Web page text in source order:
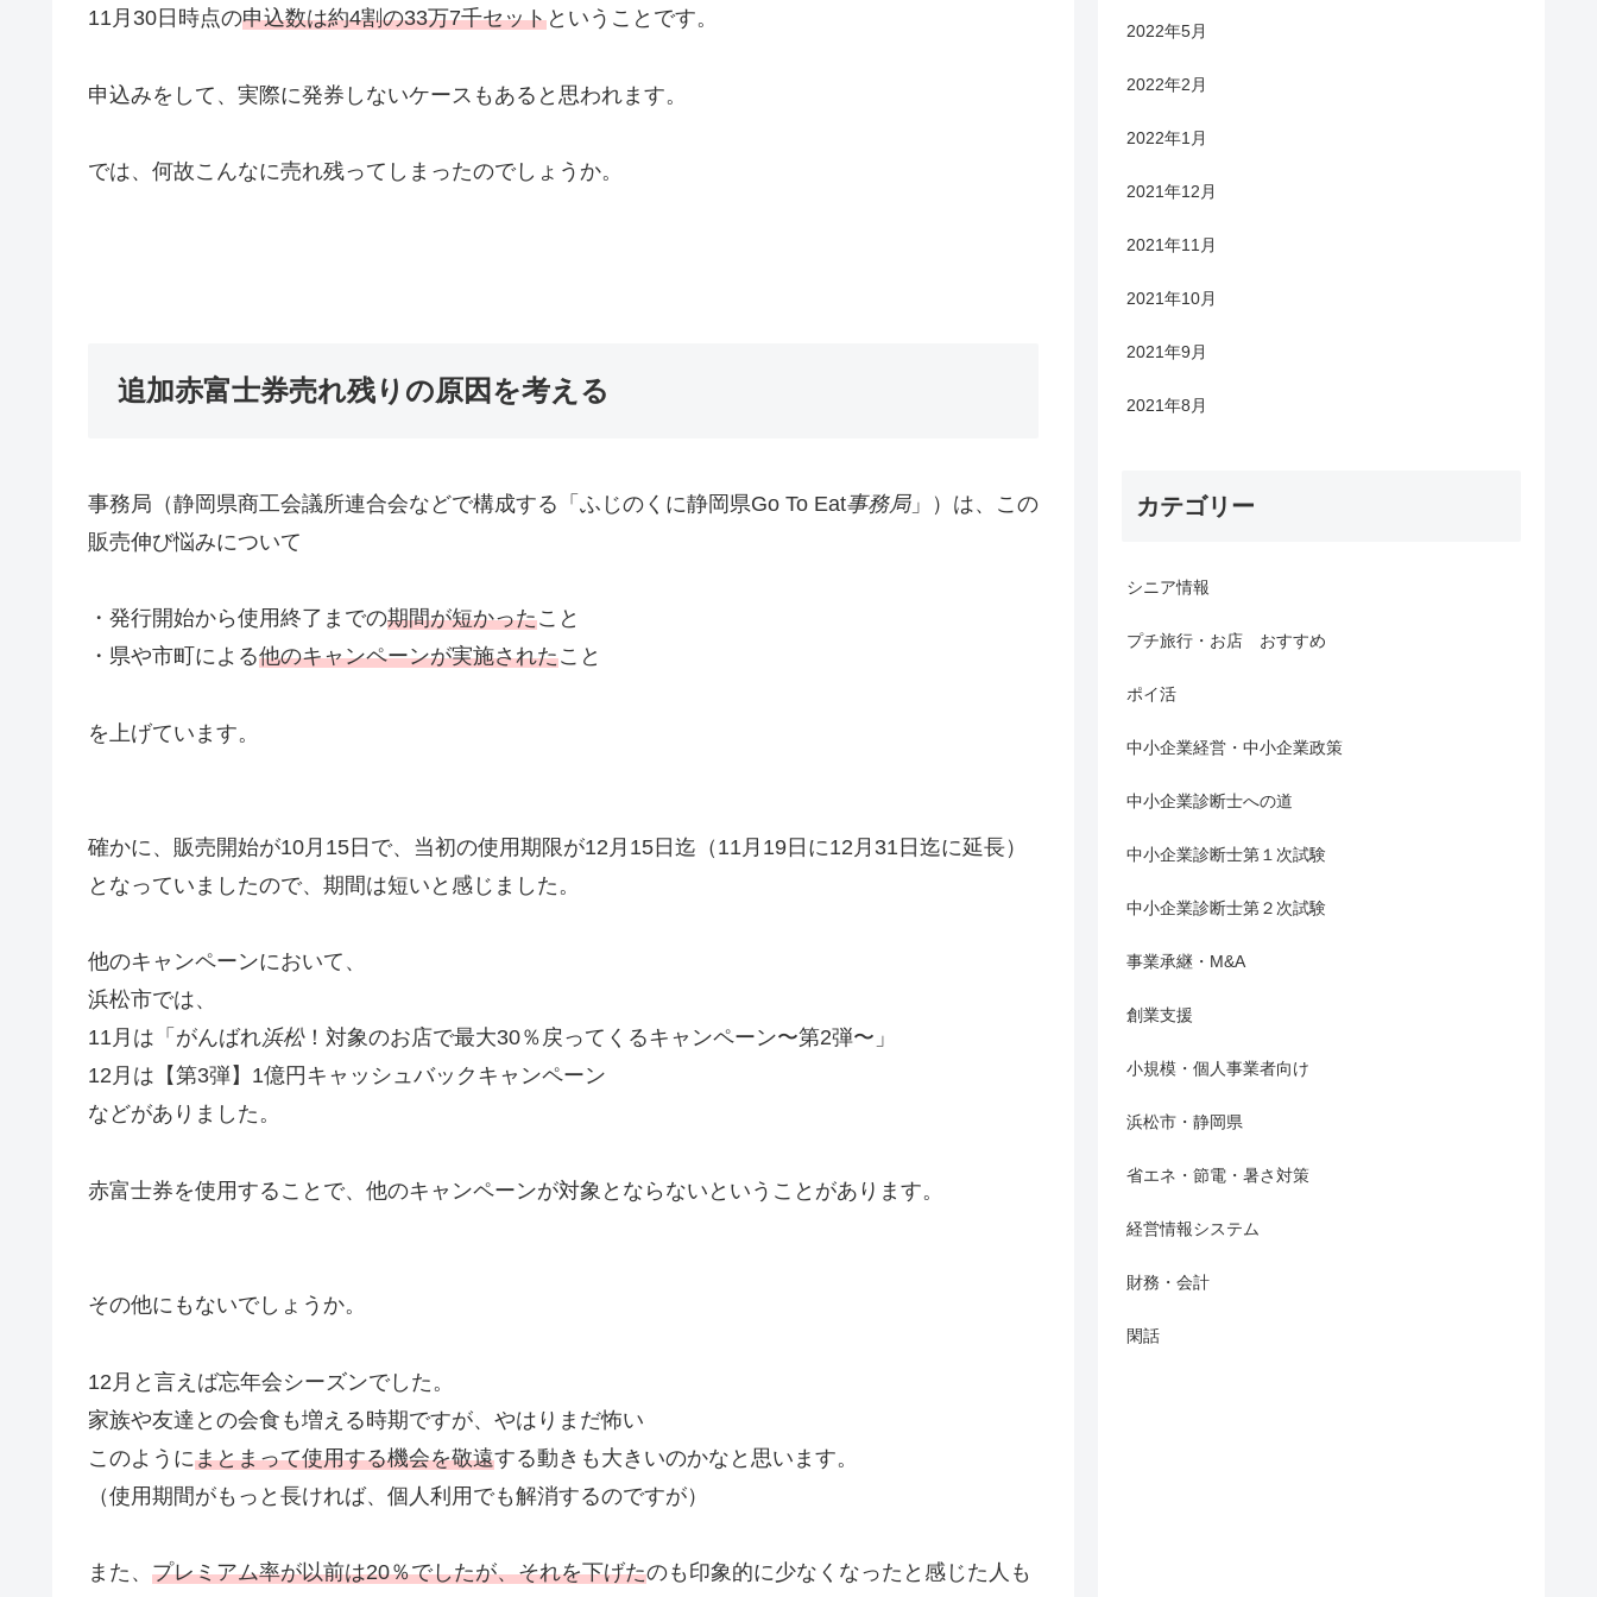
11月30日時点の申込数は約4割の33万7千セットということです。
申込みをして、実際に発券しないケースもあると思われます。
では、何故こんなに売れ残ってしまったのでしょうか。
追加赤富士券売れ残りの原因を考える
事務局（静岡県商工会議所連合会などで構成する「ふじのくに静岡県Go To Eat事務局」）は、この
販売伸び悩みについて
・発行開始から使用終了までの期間が短かったこと
・県や市町による他のキャンペーンが実施されたこと
を上げています。
確かに、販売開始が10月15日で、当初の使用期限が12月15日迄（11月19日に12月31日迄に延長）
となっていましたので、期間は短いと感じました。
他のキャンペーンにおいて、
浜松市では、
11月は「がんばれ浜松！対象のお店で最大30％戻ってくるキャンペーン〜第2弾〜」
12月は【第3弾】1億円キャッシュバックキャンペーン
などがありました。
赤富士券を使用することで、他のキャンペーンが対象とならないということがあります。
その他にもないでしょうか。
12月と言えば忘年会シーズンでした。
家族や友達との会食も増える時期ですが、やはりまだ怖い
このようにまとまって使用する機会を敬遠する動きも大きいのかなと思います。
（使用期間がもっと長ければ、個人利用でも解消するのですが）
また、 プレミアム率が以前は20％でしたが、それを下げたのも印象的に少なくなったと感じた人も
2022年5月
2022年2月
2022年1月
2021年12月
2021年11月
2021年10月
2021年9月
2021年8月
カテゴリー
シニア情報
プチ旅行・お店 おすすめ
ポイ活
中小企業経営・中小企業政策
中小企業診断士への道
中小企業診断士第１次試験
中小企業診断士第２次試験
事業承継・M&A
創業支援
小規模・個人事業者向け
浜松市・静岡県
省エネ・節電・暑さ対策
経営情報システム
財務・会計
閑話